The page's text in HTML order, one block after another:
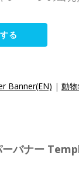
る
Banner(EN) | 動
ーバナー